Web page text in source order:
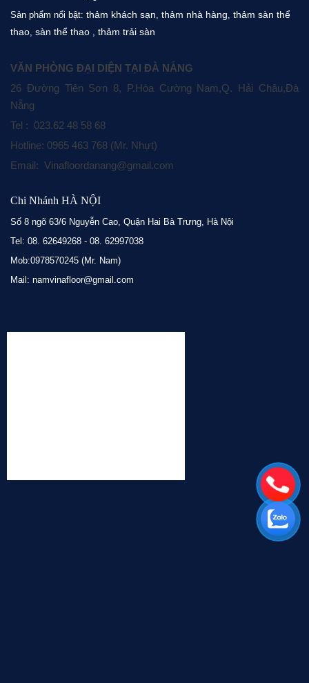
Sản phẩm nổi bật: thảm khách sạn thảm nhà hàng thảm sàn thể
thao sàn thể thao thảm trải sàn
VĂN PHÒNG ĐẠI DIỆN TẠI ĐÀ NẴNG
26 Đường Tiên Sơn 8, P.Hòa Cường Nam,Q. Hải Châu,Đà
Nẵng
Tel : 023.62 48 58 68
Hotline: 0965 463 768 (Mr. Nhựt)
Email: Vinafloordanang@gmail.com
Chi Nhánh HÀ NỘI
Số 8 ngõ 63/6 Nguyễn Cao, Quận Hai Bà Trưng, Hà Nội
Tel: 08. 62649268 - 08. 62997038
Mob:0978570245 (Mr. Nam)
Mail: namvinafloor@gmail.com